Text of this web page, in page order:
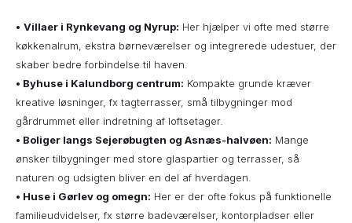
• Villaer i Rynkevang og Nyrup: Her hjælper vi ofte med større
køkkenalrum, ekstra børneværelser og integrerede udestuer, der
skaber bedre forbindelse til haven.
• Byhuse i Kalundborg centrum: Kompakte grunde kræver
kreative løsninger, fx tagterrasser, små tilbygninger mod
gårdrummet eller indretning af loftsetager.
• Boliger langs Sejerøbugten og Asnæs-halvøen: Mange
ønsker tilbygninger med store glaspartier og terrasser, så
naturen og udsigten bliver en del af hverdagen.
• Huse i Gørlev og omegn: Her er der ofte fokus på funktionelle
familieudvidelser, fx større badeværelser, kontorpladser eller